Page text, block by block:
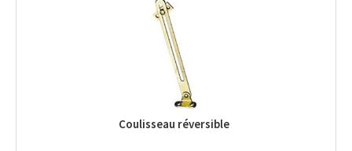
Coulisseau réversible